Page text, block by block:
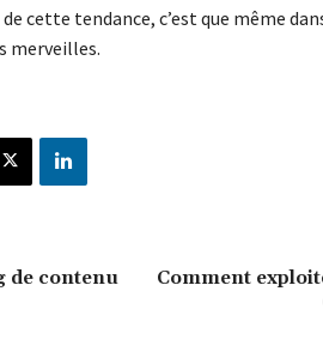
cette tendance, c’est que même
merveilles.
de contenu
Comment